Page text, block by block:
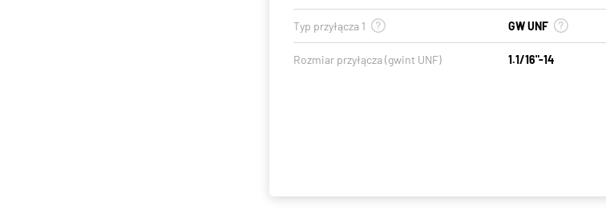
Typ przyłącza 1 GW UNF
Rozmiar przyłącza (gwint UNF) 1.1/16"-14